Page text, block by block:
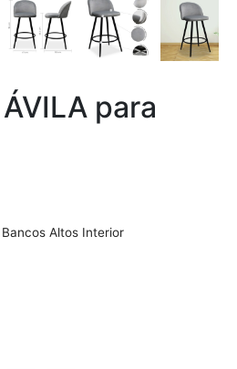
para
Bancos Altos Interior